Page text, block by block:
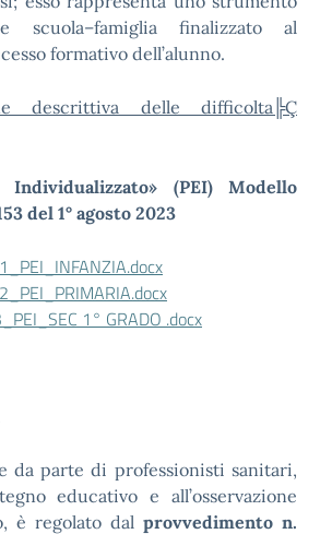
scuola–famiglia finalizzato al
formativo dell’alunno.
descrittiva delle difficolta╠Ç
Individualizzato» (PEI) Modello
del 1° agosto 2023
1° GRADO .docx
da parte di professionisti sanitari,
educativo e all’osservazione
è regolato dal provvedimento n.